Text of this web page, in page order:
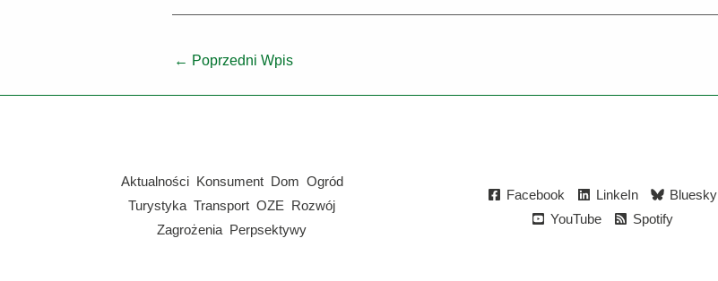
← Poprzedni Wpis
Aktualności Konsument Dom Ogród
Turystyka Transport OZE Rozwój
Zagrożenia Perpsektywy
Facebook LinkeIn
Bluesky
YouTube
Spotify